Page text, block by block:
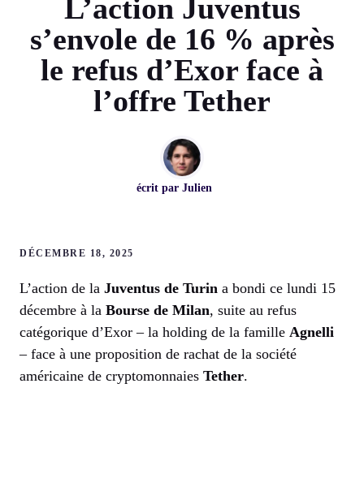
L’action Juventus
s’envole de 16 % après
le refus d’Exor face à
l’offre Tether
écrit par Julien
DÉCEMBRE 18, 2025
L’action de la Juventus de Turin a bondi ce lundi 15
décembre à la Bourse de Milan, suite au refus
catégorique d’Exor – la holding de la famille Agnelli
– face à une proposition de rachat de la société
américaine de cryptomonnaies Tether.